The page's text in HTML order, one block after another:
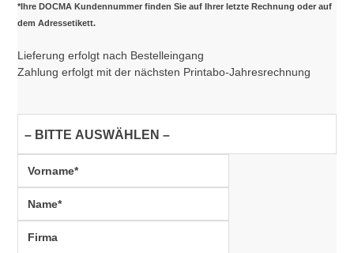
*Ihre DOCMA Kundennummer finden Sie auf Ihrer letzte Rechnung oder auf
dem Adressetikett.
Lieferung erfolgt nach Bestelleingang
Zahlung erfolgt mit der nächsten Printabo-Jahresrechnung